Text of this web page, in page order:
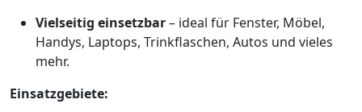
Vielseitig einsetzbar– ideal für Fenster, Möbel,
Handys, Laptops, Trinkflaschen, Autos und vieles
mehr.
Einsatzgebiete: